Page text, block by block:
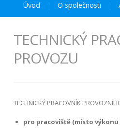
Úvod O společnosti
TECHNICKÝ
PROVOZU
TECHNICKÝ PRACOVNÍK
pro pracoviště (místo výkonu